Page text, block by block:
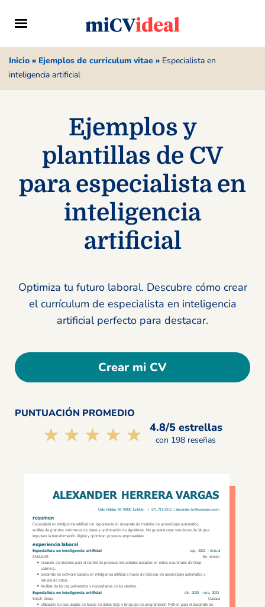
Inicio » Ejemplos de curriculum vitae » Especialista en
inteligencia artificial
Ejemplos y
plantillas de CV
para especialista en
inteligencia
artificial
Optimiza tu futuro laboral. Descubre cómo crear
el currículum de especialista en inteligencia
artificial perfecto para destacar.
Crear mi CV
PUNTUACIÓN PROMEDIO
☆☆☆☆☆
★★★★★ 4.8/5 estrellas
con 198 reseñas